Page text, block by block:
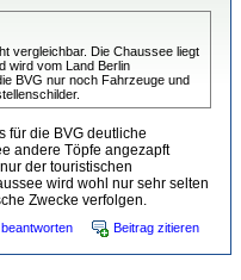
vergleichbar. Die Chaussee liegt
wird vom Land Berlin
BVG nur noch Fahrzeuge und
für die BVG deutliche
andere Töpfe angezapft
der touristischen
wird wohl nur sehr selten
Zwecke verfolgen.
Beitrag zitieren